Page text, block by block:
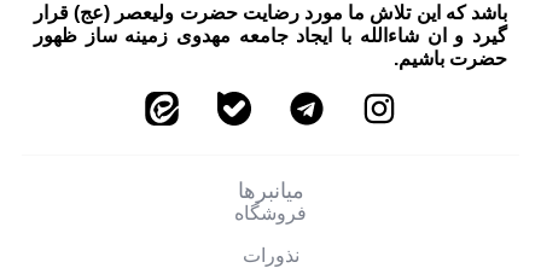
باشد که این تلاش ما مورد رضایت حضرت ولیعصر (عج) قرار
گیرد و ان شاءالله با ایجاد جامعه مهدوی زمینه ساز ظهور
حضرت باشیم.
میانبرها
فروشگاه
نذورات